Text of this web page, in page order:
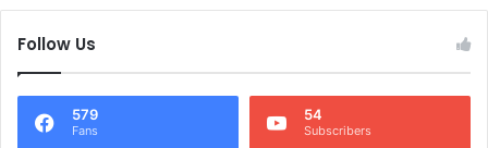
Follow Us
579
Fans
54
Subscribers